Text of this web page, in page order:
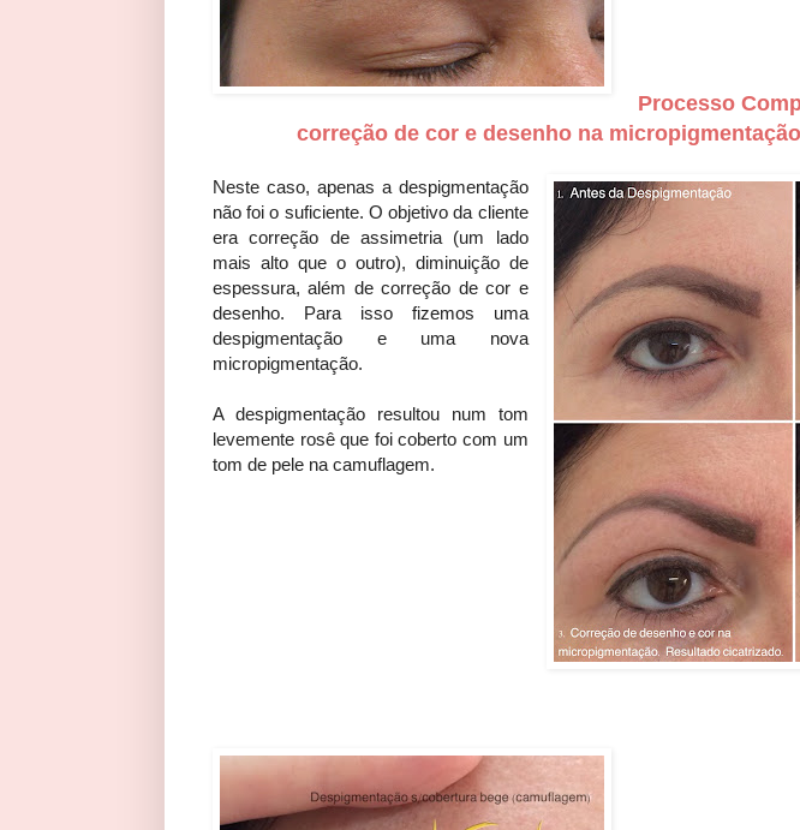
Processo
correção de cor e desenho na
Neste caso, apenas a despigmentação
não foi o suficiente. O objetivo da cliente
era correção de assimetria (um lado
mais alto que o outro), diminuição de
espessura, além de correção de cor e
desenho. Para isso fizemos uma
despigmentação e uma nova
micropigmentação.
A despigmentação resultou num tom
levemente rosê que foi coberto com um
tom de pele na camuflagem.